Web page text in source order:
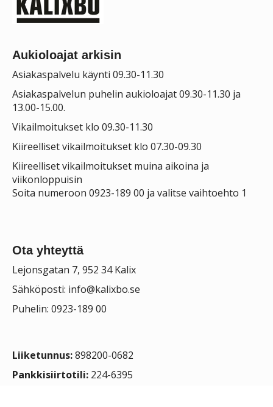
Aukioloajat arkisin
Asiakaspalvelu käynti 09.30-11.30
Asiakaspalvelun puhelin aukioloajat 09.30-11.30 ja
13.00-15.00.
Vikailmoitukset klo 09.30-11.30
Kiireelliset vikailmoitukset klo 07.30-09.30
Kiireelliset vikailmoitukset muina aikoina ja
viikonloppuisin
Soita numeroon 0923-189 00 ja valitse vaihtoehto 1
Ota yhteyttä
Lejonsgatan 7, 952 34 Kalix
Sähköposti: info@kalixbo.se
Puhelin: 0923-189 00
Liiketunnus:898200-0682
Pankkisiirtotili: 224-6395